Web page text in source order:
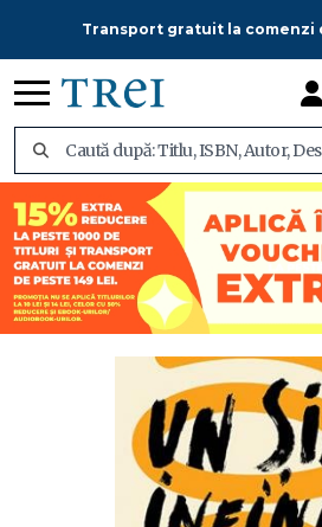
Transport gratuit la comenzi